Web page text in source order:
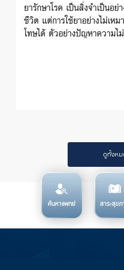
ยารักษาโรค เป็นสิ่งจำเป็นอย่
ชีวิต แต่การใช้ยาอย่างไม่เหม
โทษได้ ตัวอย่างปัญหาความไ
ดูทั้งห
ค้นหาแพทย์ สาระสุข